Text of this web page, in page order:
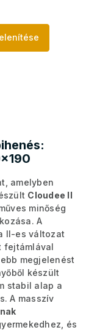
amelyben
Cloudee II
minőség
A
II-es változat
fejtámlával
megjelenést
készült
stabil alap a
A masszív
és